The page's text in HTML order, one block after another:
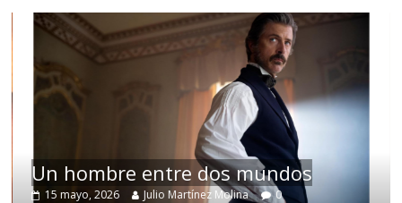
Un hombre entre dos mundos
15 mayo, 2026 Julio Martínez Molina 0